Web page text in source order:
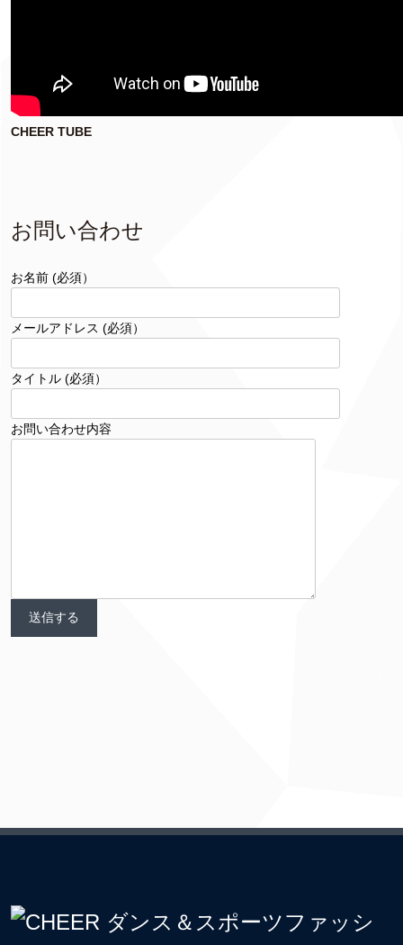
CHEER TUBE
お問い合わせ
お名前 (必須）
メールアドレス (必須）
タイトル (必須）
お問い合わせ内容